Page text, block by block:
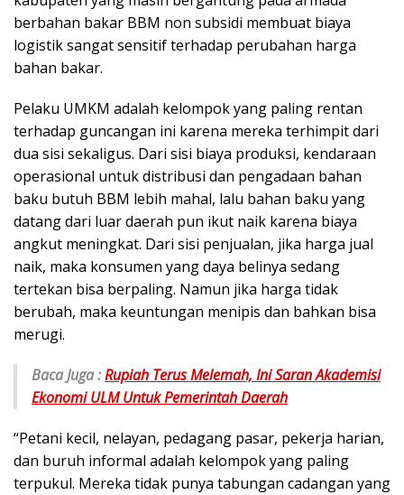
berbahan bakar BBM non subsidi membuat biaya
logistik sangat sensitif terhadap perubahan harga
bahan bakar.
Pelaku UMKM adalah kelompok yang paling rentan
terhadap guncangan ini karena mereka terhimpit dari
dua sisi sekaligus. Dari sisi biaya produksi, kendaraan
operasional untuk distribusi dan pengadaan bahan
baku butuh BBM lebih mahal, lalu bahan baku yang
datang dari luar daerah pun ikut naik karena biaya
angkut meningkat. Dari sisi penjualan, jika harga jual
naik, maka konsumen yang daya belinya sedang
tertekan bisa berpaling. Namun jika harga tidak
berubah, maka keuntungan menipis dan bahkan bisa
merugi.
Baca Juga :Rupiah Terus Melemah, Ini Saran Akademisi
Ekonomi ULM Untuk Pemerintah Daerah
“Petani kecil, nelayan, pedagang pasar, pekerja harian,
dan buruh informal adalah kelompok yang paling
terpukul. Mereka tidak punya tabungan cadangan yang